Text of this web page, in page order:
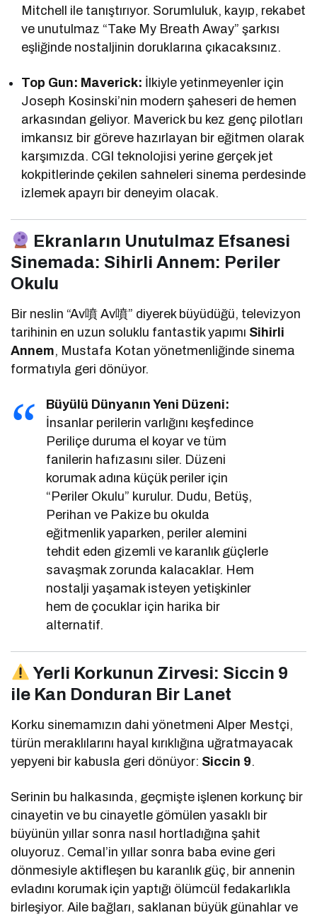
Mitchell ile tanıştırıyor. Sorumluluk, kayıp, rekabet
ve unutulmaz “Take My Breath Away” şarkısı
eşliğinde nostaljinin doruklarına çıkacaksınız.
Top Gun: Maverick: İlkiyle yetinmeyenler için
Joseph Kosinski’nin modern şaheseri de hemen
arkasından geliyor. Maverick bu kez genç pilotları
imkansız bir göreve hazırlayan bir eğitmen olarak
karşımızda. CGI teknolojisi yerine gerçek jet
kokpitlerinde çekilen sahneleri sinema perdesinde
izlemek apayrı bir deneyim olacak.
Ekranların Unutulmaz Efsanesi
Sinemada: Sihirli Annem: Periler
Okulu
Bir neslin “Av噴 Av噴” diyerek büyüdüğü, televizyon
tarihinin en uzun soluklu fantastik yapımı Sihirli
Annem, Mustafa Kotan yönetmenliğinde sinema
formatıyla geri dönüyor.
Büyülü Dünyanın Yeni Düzeni:
İnsanlar perilerin varlığını keşfedince
Periliçe duruma el koyar ve tüm
fanilerin hafızasını siler. Düzeni
korumak adına küçük periler için
“Periler Okulu” kurulur. Dudu, Betüş,
Perihan ve Pakize bu okulda
eğitmenlik yaparken, periler alemini
tehdit eden gizemli ve karanlık güçlerle
savaşmak zorunda kalacaklar. Hem
nostalji yaşamak isteyen yetişkinler
hem de çocuklar için harika bir
alternatif.
Yerli Korkunun Zirvesi: Siccin 9
ile Kan Donduran Bir Lanet
Korku sinemamızın dahi yönetmeni Alper Mestçi,
türün meraklılarını hayal kırıklığına uğratmayacak
yepyeni bir kabusla geri dönüyor: Siccin 9.
Serinin bu halkasında, geçmişte işlenen korkunç bir
cinayetin ve bu cinayetle gömülen yasaklı bir
büyünün yıllar sonra nasıl hortladığına şahit
oluyoruz. Cemal’in yıllar sonra baba evine geri
dönmesiyle aktifleşen bu karanlık güç, bir annenin
evladını korumak için yaptığı ölümcül fedakarlıkla
birleşiyor. Aile bağları, saklanan büyük günahlar ve